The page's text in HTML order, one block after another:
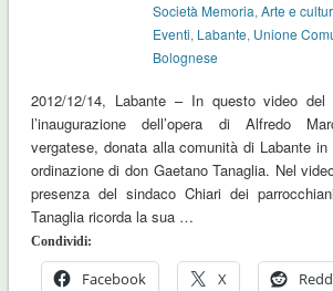
Società Memoria,Arte e
Eventi, Labante, Unione
Bolognese
2012/12/14, Labante – In questo video del
l’inaugurazione dell’opera di Alfredo
vergatese, donata alla comunità di Labante
ordinazione di don Gaetano Tanaglia. Nel
presenza del sindaco Chiari dei
Tanaglia ricorda la sua …
Condividi:
Facebook X